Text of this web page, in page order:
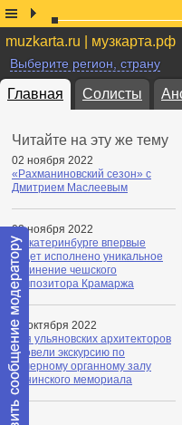
muzkarta.ru | музкарта.рф
Выберите регион, страну
Главная Солисты
Читайте на эту же тему
02 ноября 2022
«Рахманиновский сезон» с
Дмитрием Маслеевым
02 ноября 2022
В Екатеринбурге впервые
будет исполнено уникальное
сочинение чешского
композитора Крамаржа
21 октября 2022
Для ульяновских архитекторов
провели экскурсию по
камерному органному залу
Ленинского мемориала